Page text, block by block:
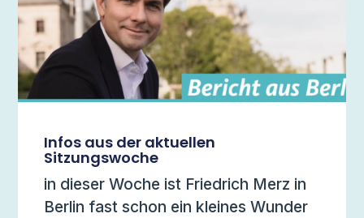
Infos aus der aktuellen
Sitzungswoche
in dieser Woche ist Friedrich Merz in
Berlin fast schon ein kleines Wunder